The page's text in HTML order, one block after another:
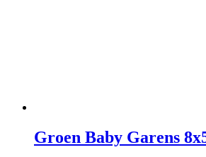
Groen Baby Garens